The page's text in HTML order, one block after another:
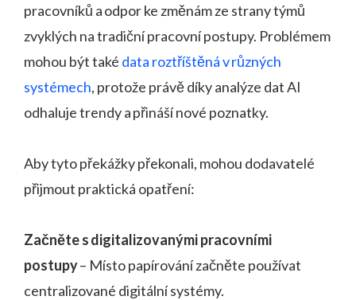
pracovníků a odpor ke změnám ze strany týmů
zvyklých na tradiční pracovní postupy. Problémem
mohou být také data roztříštěná v různých
systémech, protože právě díky analýze dat AI
odhaluje trendy a přináší nové poznatky.
Aby tyto překážky překonali, mohou dodavatelé
přijmout praktická opatření:
Začněte s digitalizovanými pracovními
postupy– Místo papírování začněte používat
centralizované digitální systémy.